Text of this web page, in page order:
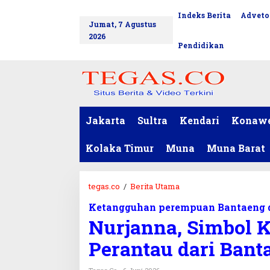
Jumat, 7 Agustus
2026
Indeks Berita
Pendidikan
Jakarta Sultra Kendari
Kolaka Timur Muna Muna Barat
tegas.co / Berita Utama
r
a
n
n
Ketangguhan perempuan
Nurjanna, Simbol
Perantau dari